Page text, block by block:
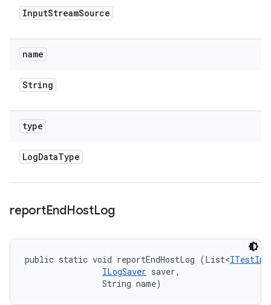
InputStreamSource
name
String
type
LogDataType
reportEndHostLog
public static void reportEndHostLog (List<
ILogSaver saver,
                String name)